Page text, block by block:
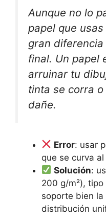
Aunque no lo
papel que
gran
final. Un papel
arruinar tu
tinta se corra
dañe.
Error: usar
que se curva
Solución:
200 g/m²),
soporte bien
distribución